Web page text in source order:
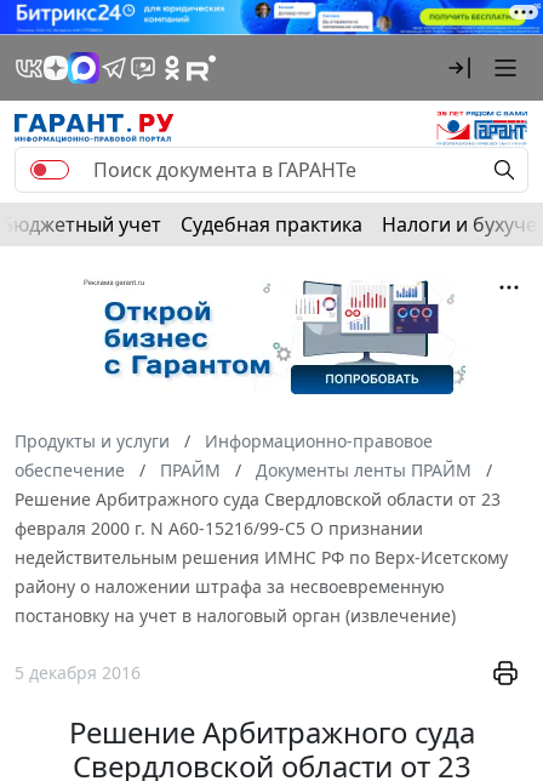
Бюджетный учет Судебная практика Налоги и
Продукты и услуги
Информационно-правовое
обеспечение
ПРАЙМ
Документы ленты ПРАЙМ
Решение Арбитражного суда Свердловской области от 23
февраля 2000 г. N А60-15216/99-С5 О признании
недействительным решения ИМНС РФ по Верх-Исетскому
району о наложении штрафа за несвоевременную
постановку на учет в налоговый орган (извлечение)
5 декабря 2016
Решение Арбитражного суда
Свердловской области от 23